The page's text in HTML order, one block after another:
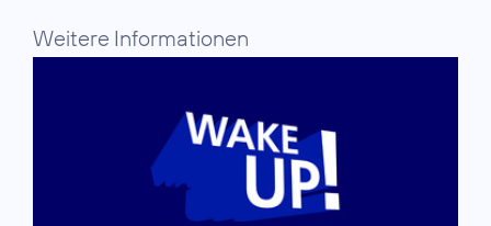
Weitere Informationen